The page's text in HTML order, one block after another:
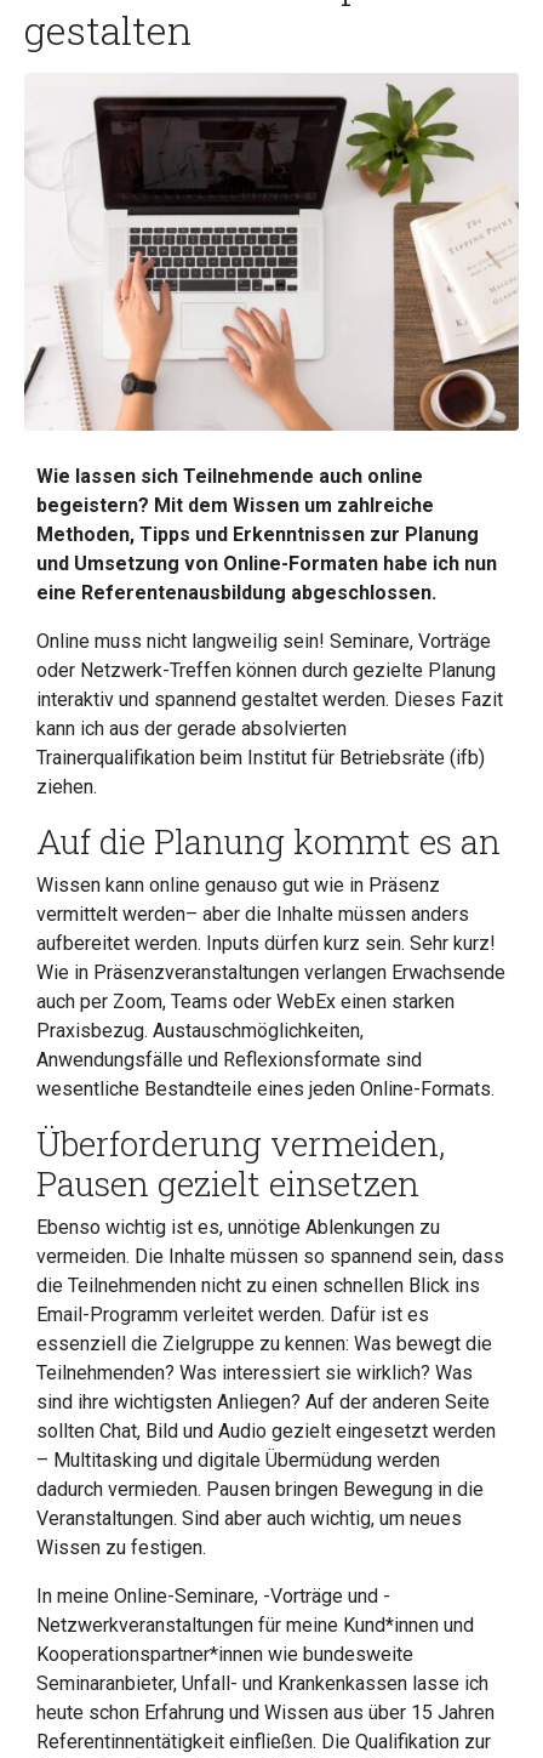
gestalten
Wie lassen sich Teilnehmende auch online
begeistern? Mit dem Wissen um zahlreiche
Methoden, Tipps und Erkenntnissen zur Planung
und Umsetzung von Online-Formaten habe ich nun
eine Referentenausbildung abgeschlossen.
Online muss nicht langweilig sein! Seminare, Vorträge
oder Netzwerk-Treffen können durch gezielte Planung
interaktiv und spannend gestaltet werden. Dieses Fazit
kann ich aus der gerade absolvierten
Trainerqualifikation beim Institut für Betriebsräte (ifb)
ziehen.
Auf die Planung kommt es an
Wissen kann online genauso gut wie in Präsenz
vermittelt werden– aber die Inhalte müssen anders
aufbereitet werden. Inputs dürfen kurz sein. Sehr kurz!
Wie in Präsenzveranstaltungen verlangen Erwachsende
auch per Zoom, Teams oder WebEx einen starken
Praxisbezug. Austauschmöglichkeiten,
Anwendungsfälle und Reflexionsformate sind
wesentliche Bestandteile eines jeden Online-Formats.
Überforderung vermeiden,
Pausen gezielt einsetzen
Ebenso wichtig ist es, unnötige Ablenkungen zu
vermeiden. Die Inhalte müssen so spannend sein, dass
die Teilnehmenden nicht zu einen schnellen Blick ins
Email-Programm verleitet werden. Dafür ist es
essenziell die Zielgruppe zu kennen: Was bewegt die
Teilnehmenden? Was interessiert sie wirklich? Was
sind ihre wichtigsten Anliegen? Auf der anderen Seite
sollten Chat, Bild und Audio gezielt eingesetzt werden
– Multitasking und digitale Übermüdung werden
dadurch vermieden. Pausen bringen Bewegung in die
Veranstaltungen. Sind aber auch wichtig, um neues
Wissen zu festigen.
In meine Online-Seminare, -Vorträge und -
Netzwerkveranstaltungen für meine Kund*innen und
Kooperationspartner*innen wie bundesweite
Seminaranbieter, Unfall- und Krankenkassen lasse ich
heute schon Erfahrung und Wissen aus über 15 Jahren
Referentinnentätigkeit einfließen. Die Qualifikation zur